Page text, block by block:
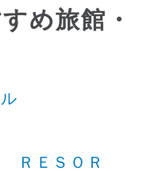
め旅館・
ＲＥＳＯＲ